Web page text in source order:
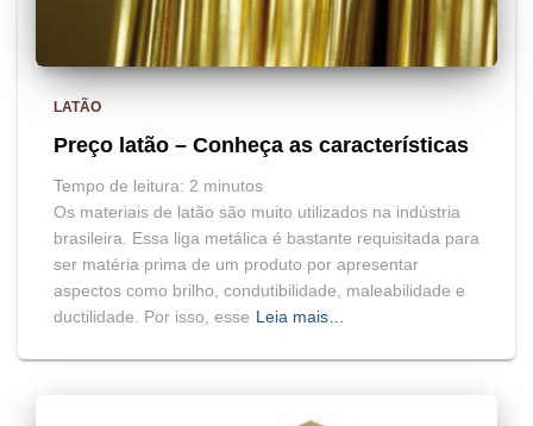
LATÃO
Preço latão – Conheça as características
Tempo de leitura: 2 minutos
Os materiais de latão são muito utilizados na indústria
brasileira. Essa liga metálica é bastante requisitada para
ser matéria prima de um produto por apresentar
aspectos como brilho, condutibilidade, maleabilidade e
ductilidade. Por isso, esse Leia mais…